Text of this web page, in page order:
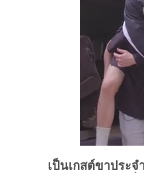
เป็นเกสต์ขาประ